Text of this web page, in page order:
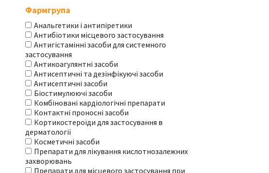
Фармгрупа
Анальгетики і антипіретики
Антибіотики місцевого застосування
Антигістамінні засоби для системного
застосування
Антикоагулянтні засоби
Антисептичні та дезінфікуючі засоби
Антисептичні засоби
Біостимулюючі засоби
Комбіновані кардіологічні препарати
Контактні проносні засоби
Кортикостероїди для застосування в
дерматології
Косметичні засоби
Препарати для лікування кислотнозалежних
захворювань
Препарати для місцевого застосування при